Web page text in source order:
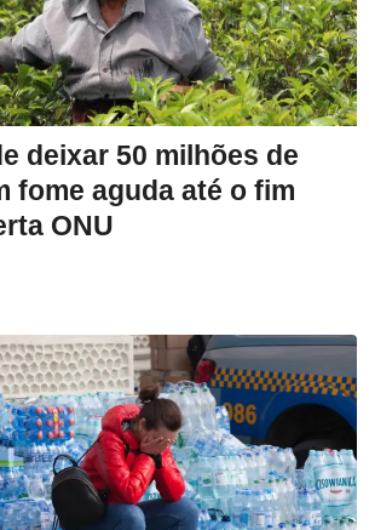
deixar 50 milhões de
fome aguda até o fim
ONU